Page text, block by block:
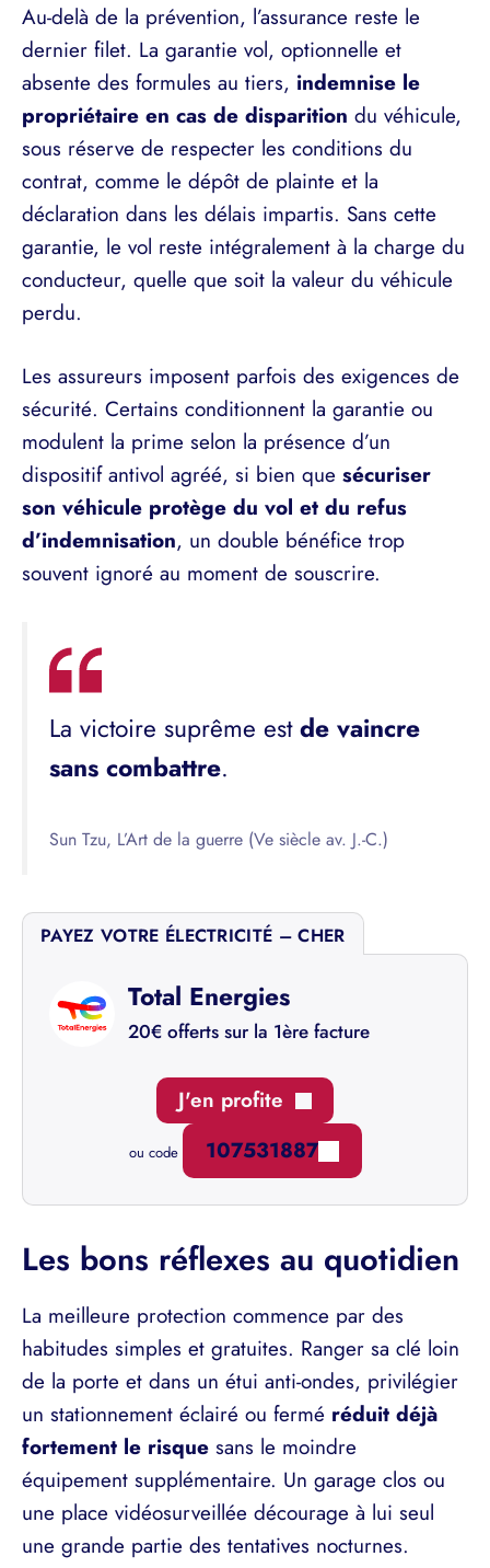
Au-delà de la prévention, l’assurance reste le
dernier filet. La garantie vol, optionnelle et
absente des formules au tiers, indemnise le
propriétaire en cas de disparition du véhicule,
sous réserve de respecter les conditions du
contrat, comme le dépôt de plainte et la
déclaration dans les délais impartis. Sans cette
garantie, le vol reste intégralement à la charge du
conducteur, quelle que soit la valeur du véhicule
perdu.
Les assureurs imposent parfois des exigences de
sécurité. Certains conditionnent la garantie ou
modulent la prime selon la présence d’un
dispositif antivol agréé, si bien que sécuriser
son véhicule protège du vol et du refus
d’indemnisation, un double bénéfice trop
souvent ignoré au moment de souscrire.
La victoire suprême estde vaincre
sans combattre.
Sun Tzu, L’Art de la guerre (Ve siècle av. J.-C.)
PAYEZ VOTRE ÉLECTRICITÉ – CHER
Total Energies
20€ offerts sur la 1ère facture
J'en profite
ou code 107531887
Les bons réflexes au quotidien
La meilleure protection commence par des
habitudes simples et gratuites. Ranger sa clé loin
de la porte et dans un étui anti-ondes, privilégier
un stationnement éclairé ou fermé réduit déjà
fortement le risque sans le moindre
équipement supplémentaire. Un garage clos ou
une place vidéosurveillée décourage à lui seul
une grande partie des tentatives nocturnes.